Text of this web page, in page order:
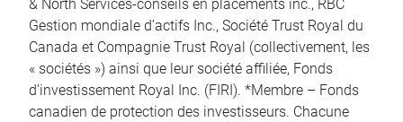
& North Services-conseils en placements inc., RBC
Gestion mondiale d’actifs Inc., Société Trust Royal du
Canada et Compagnie Trust Royal (collectivement, les
« sociétés ») ainsi que leur société affiliée, Fonds
d’investissement Royal Inc. (FIRI). *Membre – Fonds
canadien de protection des investisseurs. Chacune